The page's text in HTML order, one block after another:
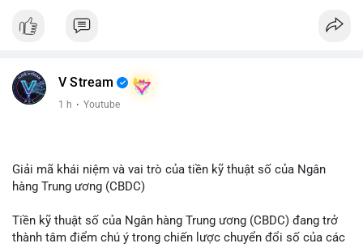
V Stream
1 h · Youtube
Giải mã khái niệm và vai trò của tiền kỹ thuật số của Ngân
hàng Trung ương (CBDC)
Tiền kỹ thuật số của Ngân hàng Trung ương (CBDC) đang trở
thành tâm điểm chú ý trong chiến lược chuyển đổi số của các